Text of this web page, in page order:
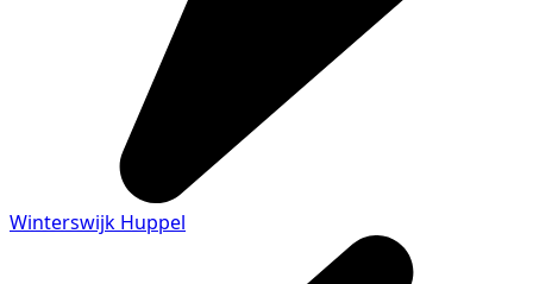
Winterswijk Huppel